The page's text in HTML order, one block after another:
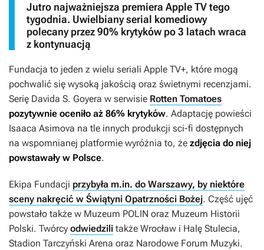
Jutro najważniejsza premiera Apple TV tego
tygodnia. Uwielbiany serial komediowy
polecany przez 90% krytyków po 3 latach wraca
z kontynuacją
Fundacja to jeden z wielu seriali Apple TV+, które mogą
pochwalić się wysoką jakością oraz świetnymi recenzjami.
Serię Davida S. Goyera w serwisie Rotten Tomatoes
pozytywnie oceniło aż 86% krytyków. Adaptację powieści
Isaaca Asimova na tle innych produkcji sci-fi dostępnych
na wspomnianej platformie wyróżnia to, że zdjęcia do niej
powstawały w Polsce.
Ekipa Fundacji przybyła m.in. do Warszawy, by niektóre
sceny nakręcić w Świątyni Opatrzności Bożej. Część ujęć
powstało także w Muzeum POLIN oraz Muzeum Historii
Polski. Twórcy odwiedzili także Wrocław i Halę Stulecia,
Stadion Tarczyński Arena oraz Narodowe Forum Muzyki.